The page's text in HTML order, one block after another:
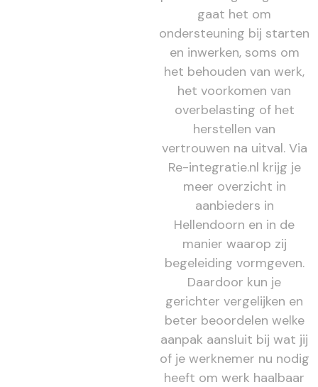
gaat het om
ondersteuning bij starten
en inwerken, soms om
het behouden van werk,
het voorkomen van
overbelasting of het
herstellen van
vertrouwen na uitval. Via
Re-integratie.nl krijg je
meer overzicht in
aanbieders in
Hellendoorn en in de
manier waarop zij
begeleiding vormgeven.
Daardoor kun je
gerichter vergelijken en
beter beoordelen welke
aanpak aansluit bij wat jij
of je werknemer nu nodig
heeft om werk haalbaar